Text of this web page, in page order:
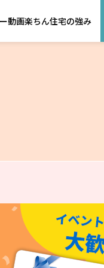
動画楽ちん住宅の強み